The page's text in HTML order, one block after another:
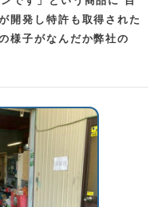
開発し特許も取得された
様子がなんだか弊社の